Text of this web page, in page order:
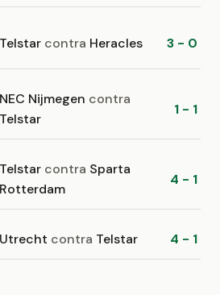
Telstar contra Heracles 3 - 0
NEC Nijmegen contra
Telstar
1 - 1
Telstar contra Sparta
Rotterdam
4 - 1
Utrecht contra Telstar 4 - 1